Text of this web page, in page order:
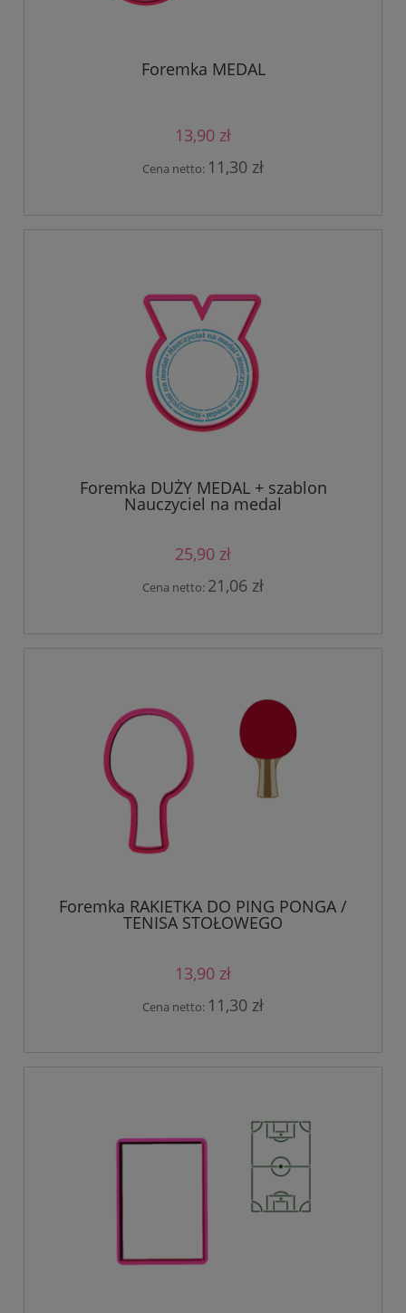
Foremka MEDAL
13,90 zł
Cena netto: 11,30 zł
Foremka DUŻY MEDAL + szablon
Nauczyciel na medal
25,90 zł
Cena netto: 21,06 zł
Foremka RAKIETKA DO PING PONGA /
TENISA STOŁOWEGO
13,90 zł
Cena netto: 11,30 zł